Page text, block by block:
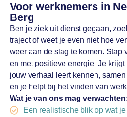
Voor werknemers in
Berg
Ben je ziek uit dienst gegaan,
traject of weet je even niet hoe
weer aan de slag te komen. Stap
en met positieve energie. Je
jouw verhaal leert kennen,
en je helpt bij het vinden van
Wat je van ons mag verwachten:
Een realistische blik op wat